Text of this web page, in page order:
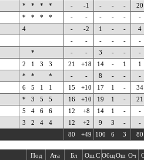
* * * * - -1 - - - 20
* * * * - - - - - -
4 - -2 1 - - 4
- - - - - -
* - - 3 - - -
2 1 3 3 21 +18 14 - 1 1
* * * - - 8 - - -
6 5 1 1 15 +10 17 1 - 34
* 3 5 5 16 +10 19 1 - 21
5 4 6 6 12 +8 14 1 - -
3 2 4 4 12 +2 9 3 - -
80 +49 100 6 3 80
Под Ата Бл Ош.С ОбщОш Оч